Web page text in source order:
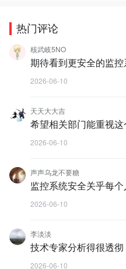
热门评论
核武岐5NO
期待看到更安全的监
2026-06-10
天天大大吉
希望相关部门能重视
2026-06-10
声声乌龙不要糖
监控系统安全关乎每
2026-06-10
李淡淡
技术专家分析得很透
2026-06-10